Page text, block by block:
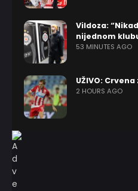
Vildoza:
nijednom
53 MINUTES AGO
UŽIVO:
2 HOURS AGO